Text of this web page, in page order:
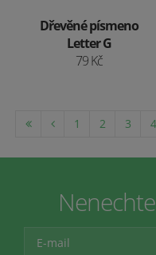
Dřevěné písmeno
Letter G
79 Kč
1 2 3 4